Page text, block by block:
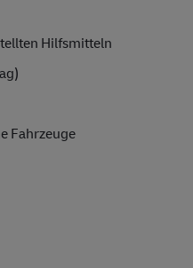
Hilfsmitteln
Fahrzeuge